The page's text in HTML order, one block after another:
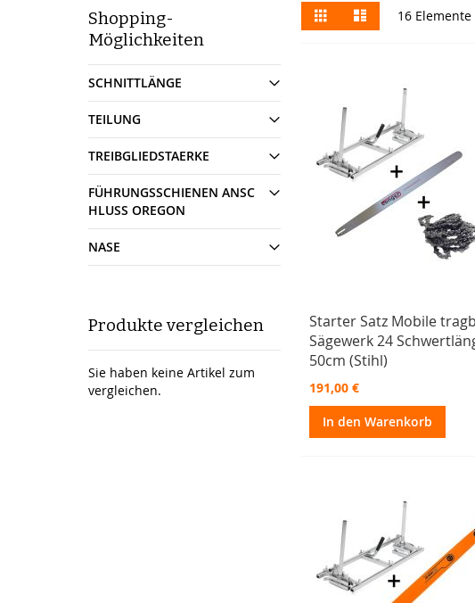
Anzeigen
als
Liste 16Elemente
Starter Satz Mobile
Sägewerk 24
50cm (Stihl)
191,00 €
In den Warenkorb
Shopping-
Möglichkeiten
SCHNITTLÄNGE
TEILUNG
TREIBGLIEDSTAERKE
FÜHRUNGSSCHIENEN ANSC
HLUSS OREGON
NASE
Produkte vergleichen
Sie haben keine Artikel zum
vergleichen.